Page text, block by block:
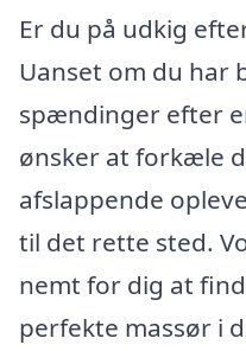
Er du på udkig
Uanset om du har
spændinger efter
ønsker at forkæle
afslappende
til det rette sted.
nemt for dig at
perfekte massør i